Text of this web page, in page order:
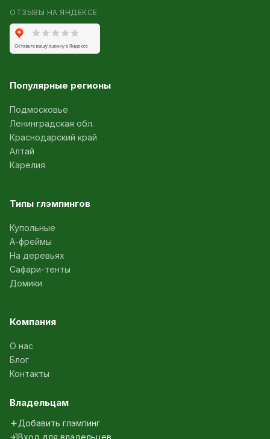
ОТЗЫВЫ НА ЯНДЕКСЕ
Популярные регионы
Подмосковье
Ленинградская обл.
Краснодарский край
Алтай
Карелия
Типы глэмпингов
Купольные
А-фреймы
На деревьях
Сафари-тенты
Домики
Компания
О нас
Блог
Контакты
Владельцам
Добавить глэмпинг
Вход для владельцев